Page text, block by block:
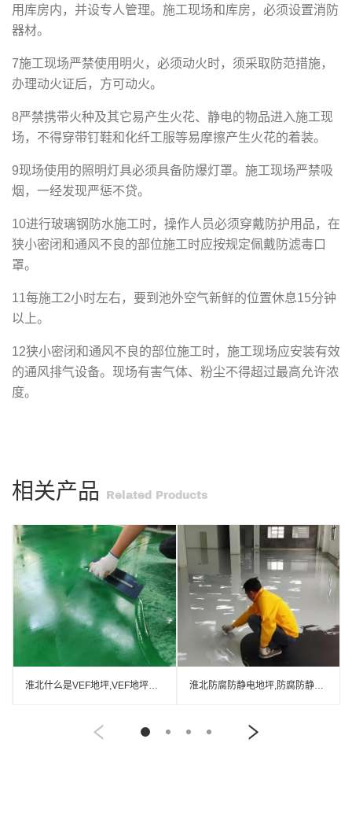
用库房内，并设专人管理。施工现场和库房，必须设置消防
器材。
7施工现场严禁使用明火，必须动火时，须采取防范措施，
办理动火证后，方可动火。
8严禁携带火种及其它易产生火花、静电的物品进入施工现
场，不得穿带钉鞋和化纤工服等易摩擦产生火花的着装。
9现场使用的照明灯具必须具备防爆灯罩。施工现场严禁吸
烟，一经发现严惩不贷。
10进行玻璃钢防水施工时，操作人员必须穿戴防护用品，在
狭小密闭和通风不良的部位施工时应按规定佩戴防滤毒口
罩。
11每施工2小时左右，要到池外空气新鲜的位置休息15分钟
以上。
12狭小密闭和通风不良的部位施工时，施工现场应安装有效
的通风排气设备。现场有害气体、粉尘不得超过最高允许浓
度。
相关产品 Related Products
淮北防腐防静电地坪,防腐防静电自流平地坪